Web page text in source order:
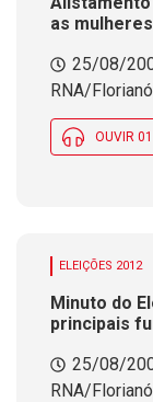
as mulheres
25/08/
RNA/
OUVIR
ELEIÇÕES 2012
Minuto do
principais
25/08/
RNA/